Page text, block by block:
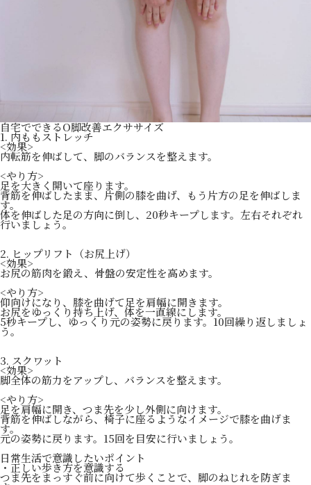
自宅でできるO脚改善エクササイズ
1. 内ももストレッチ
<効果>
内転筋を伸ばして、脚のバランスを整えます。
<やり方>
足を大きく開いて座ります。
背筋を伸ばしたまま、片側の膝を曲げ、もう片方の足を伸ばしま
す。
体を伸ばした足の方向に倒し、20秒キープします。左右それぞれ
行いましょう。
2. ヒップリフト（お尻上げ）
<効果>
お尻の筋肉を鍛え、骨盤の安定性を高めます。
<やり方>
仰向けになり、膝を曲げて足を肩幅に開きます。
お尻をゆっくり持ち上げ、体を一直線にします。
5秒キープし、ゆっくり元の姿勢に戻ります。10回繰り返しましょ
う。
3. スクワット
<効果>
脚全体の筋力をアップし、バランスを整えます。
<やり方>
足を肩幅に開き、つま先を少し外側に向けます。
背筋を伸ばしながら、椅子に座るようなイメージで膝を曲げま
す。
元の姿勢に戻ります。15回を目安に行いましょう。
日常生活で意識したいポイント
・正しい歩き方を意識する
つま先をまっすぐ前に向けて歩くことで、脚のねじれを防ぎま